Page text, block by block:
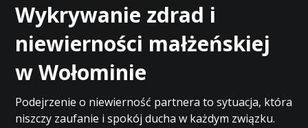
Wykrywanie zdrad i
niewierności małżeńskiej
w Wołominie
Podejrzenie o niewierność partnera to sytuacja, która
niszczy zaufanie i spokój ducha w każdym związku.